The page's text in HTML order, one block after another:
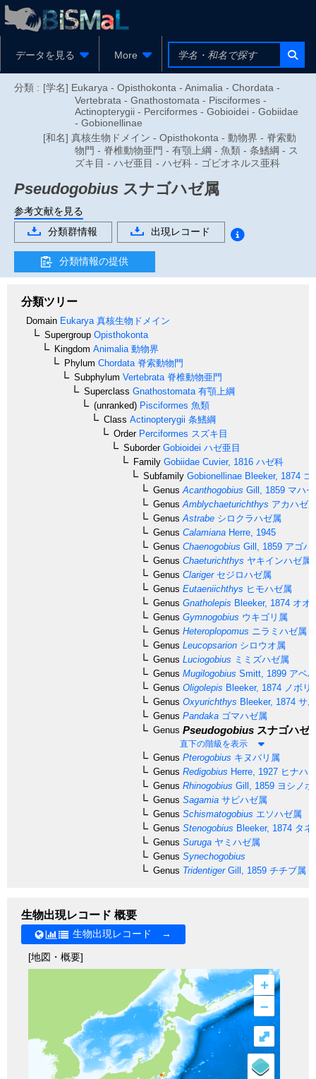
データを見る More
分類 : [学名] Eukarya - Opisthokonta - Animalia - Chordata -
Vertebrata - Gnathostomata - Pisciformes -
Actinopterygii - Perciformes - Gobioidei - Gobiidae
- Gobionellinae
[和名] 真核生物ドメイン - Opisthokonta - 動物界 - 脊索動
物門 - 脊椎動物亜門 - 有顎上綱 - 魚類 - 条鰭綱 - ス
ズキ目 - ハゼ亜目 - ハゼ科 - ゴビオネルス亜科
Pseudogobius スナゴハゼ属
参考文献を見る
分類群情報
出現レコード
分類情報の提供
分類ツリー
Domain Eukarya 真核生物ドメイン
Supergroup Opisthokonta
Kingdom Animalia 動物界
Phylum Chordata 脊索動物門
Subphylum Vertebrata 脊椎動物亜門
Superclass Gnathostomata 有顎上綱
(unranked) Pisciformes 魚類
Class Actinopterygii 条鰭綱
OrderPerciformes スズキ目
SuborderGobioidei ハゼ亜目
Family Gobiidae Cuvier, 1816 ハゼ科
Subfamily Gobionellinae Bleeker, 1874 ゴ
Genus Acanthogobius Gill, 1859 マハ
Genus Amblychaeturichthys アカハゼ
Genus Astrabe シロクラハゼ属
Genus Calamiana Herre, 1945
Genus Chaenogobius Gill, 1859 アゴハ
Genus Chaeturichthys ヤキインハゼ属
Genus Clarigerセジロハゼ属
Genus Eutaeniichthys ヒモハゼ属
Genus Gnatholepis Bleeker, 1874 オオ
Genus Gymnogobius ウキゴリ属
Genus Heteroplopomus ニラミハゼ属
Genus Leucopsarion シロウオ属
Genus Luciogobius ミミズハゼ属
Genus Mugilogobius Smitt, 1899 アベ
Genus Oligolepis Bleeker, 1874 ノボリ
Genus Oxyurichthys Bleeker, 1874 サ
Genus Pandaka ゴマハゼ属
Genus Pseudogobius スナゴハゼ
直下の階級を表示
Genus Pterogobius キヌバリ属
Genus Redigobius Herre, 1927 ヒナハ
Genus Rhinogobius Gill, 1859 ヨシノ
Genus Sagamia サビハゼ属
Genus Schismatogobius エソハゼ属
Genus Stenogobius Bleeker, 1874 タネ
Genus Suruga ヤミハゼ属
Genus Synechogobius
Genus TridentigerGill, 1859 チチブ属
生物出現レコード 概要
生物出現レコード →
[地図・概要]
+
–
⤢